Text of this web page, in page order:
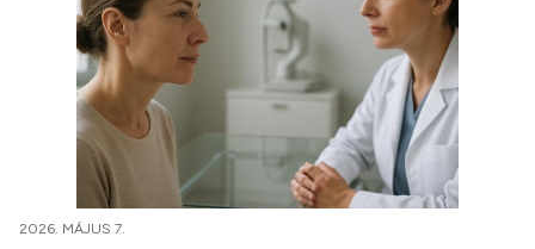
2026. MÁJUS 7.